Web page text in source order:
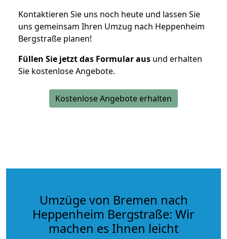
Kontaktieren Sie uns noch heute und lassen Sie
uns gemeinsam Ihren Umzug nach Heppenheim
Bergstraße planen!
Füllen Sie jetzt das Formular aus und erhalten
Sie kostenlose Angebote.
Kostenlose Angebote erhalten
Umzüge von Bremen nach
Heppenheim Bergstraße: Wir
machen es Ihnen leicht